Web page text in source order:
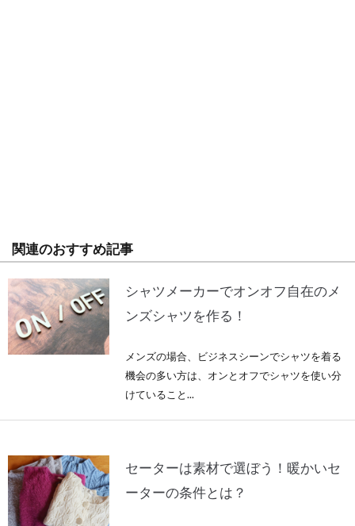
関連のおすすめ記事
シャツメーカーでオンオフ自在のメ
ンズシャツを作る！
メンズの場合、ビジネスシーンでシャツを着る
機会の多い方は、オンとオフでシャツを使い分
けていること...
セーターは素材で選ぼう！暖かいセ
ーターの条件とは？